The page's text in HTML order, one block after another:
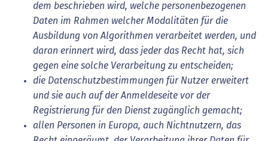
dem beschrieben wird, welche personenbezogenen
Daten im Rahmen welcher Modalitäten für die
Ausbildung von Algorithmen verarbeitet werden, und
daran erinnert wird, dass jeder das Recht hat, sich
gegen eine solche Verarbeitung zu entscheiden;
die Datenschutzbestimmungen für Nutzer erweitert
und sie auch auf der Anmeldeseite vor der
Registrierung für den Dienst zugänglich gemacht;
allen Personen in Europa, auch Nichtnutzern, das